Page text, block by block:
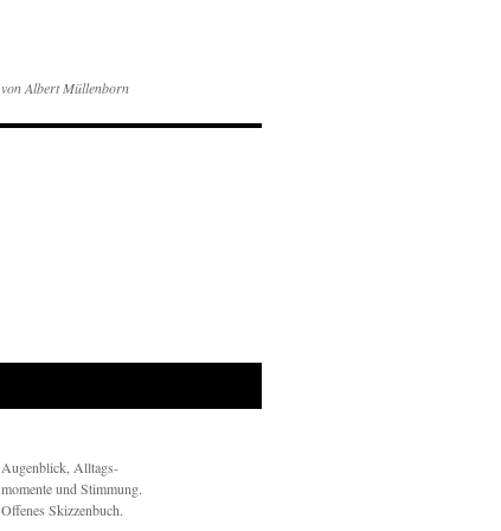
von Albert Müllenborn
Augenblick, Alltags-
momente und Stimmung.
Offenes Skizzenbuch.